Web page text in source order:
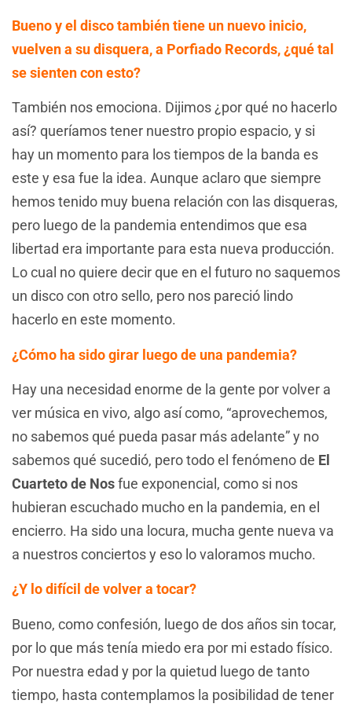
Bueno y el disco también tiene un nuevo inicio,
vuelven a su disquera, a Porfiado Records, ¿qué tal
se sienten con esto?
También nos emociona. Dijimos ¿por qué no hacerlo
así? queríamos tener nuestro propio espacio, y si
hay un momento para los tiempos de la banda es
este y esa fue la idea. Aunque aclaro que siempre
hemos tenido muy buena relación con las disqueras,
pero luego de la pandemia entendimos que esa
libertad era importante para esta nueva producción.
Lo cual no quiere decir que en el futuro no saquemos
un disco con otro sello, pero nos pareció lindo
hacerlo en este momento.
¿Cómo ha sido girar luego de una pandemia?
Hay una necesidad enorme de la gente por volver a
ver música en vivo, algo así como, “aprovechemos,
no sabemos qué pueda pasar más adelante” y no
sabemos qué sucedió, pero todo el fenómeno de El
Cuarteto de Nosfue exponencial, como si nos
hubieran escuchado mucho en la pandemia, en el
encierro. Ha sido una locura, mucha gente nueva va
a nuestros conciertos y eso lo valoramos mucho.
¿Y lo difícil de volver a tocar?
Bueno, como confesión, luego de dos años sin tocar,
por lo que más tenía miedo era por mi estado físico.
Por nuestra edad y por la quietud luego de tanto
tiempo, hasta contemplamos la posibilidad de tener